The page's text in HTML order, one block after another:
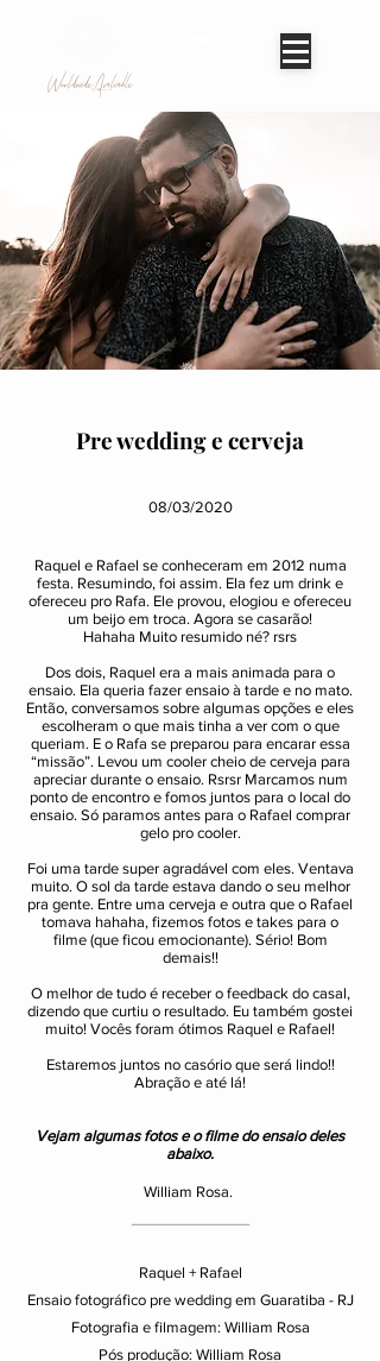
Worldwide Avaliable
Pre wedding e cerveja
08/03/2020
Raquel e Rafael se conheceram em 2012 numa
festa. Resumindo, foi assim. Ela fez um drink e
ofereceu pro Rafa. Ele provou, elogiou e ofereceu
um beijo em troca. Agora se casarão!
Hahaha Muito resumido né? rsrs
Dos dois, Raquel era a mais animada para o
ensaio. Ela queria fazer ensaio à tarde e no mato.
Então, conversamos sobre algumas opções e eles
escolheram o que mais tinha a ver com o que
queriam. E o Rafa se preparou para encarar essa
“missão”. Levou um cooler cheio de cerveja para
apreciar durante o ensaio. Rsrsr Marcamos num
ponto de encontro e fomos juntos para o local do
ensaio. Só paramos antes para o Rafael comprar
gelo pro cooler.
Foi uma tarde super agradável com eles. Ventava
muito. O sol da tarde estava dando o seu melhor
pra gente. Entre uma cerveja e outra que o Rafael
tomava hahaha, fizemos fotos e takes para o
filme (que ficou emocionante). Sério! Bom
demais!!
O melhor de tudo é receber o feedback do casal,
dizendo que curtiu o resultado. Eu também gostei
muito! Vocês foram ótimos Raquel e Rafael!
Estaremos juntos no casório que será lindo!!
Abração e até lá!
Vejam algumas fotos e o filme do ensaio deles
abaixo.
William Rosa.
Raquel + Rafael
Ensaio fotográfico pre wedding em Guaratiba - RJ
Fotografia e filmagem: William Rosa
Pós produção: William Rosa